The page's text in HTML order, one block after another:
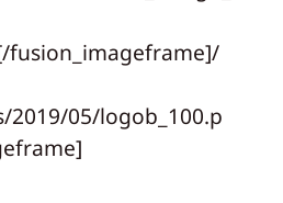
fusion_imageframe]/
05/logob_100.p